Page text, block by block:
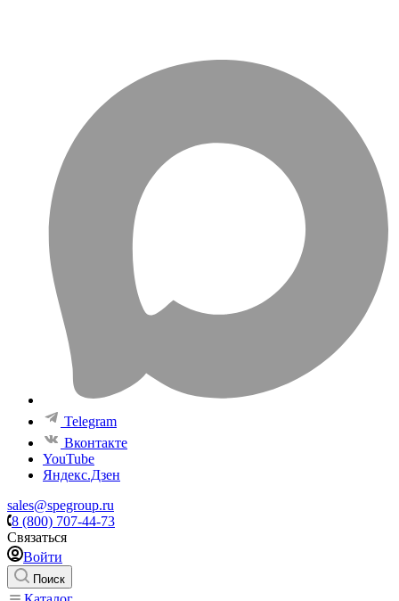
Telegram
Вконтакте
YouTube
Яндекс.Дзен
sales@spegroup.ru
8 (800) 707-44-73
Связаться
Войти
Поиск